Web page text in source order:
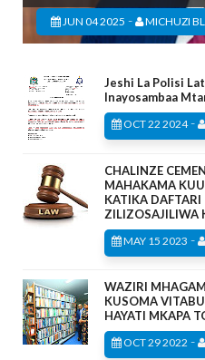
JUN 04 2025 - MICHUZI
Jeshi La Polisi
Inayosambaa
OCT 22 2024-
CHALINZE
MAHAKAMA
KATIKA
ZILIZOSAJILIWA
MAY 15 2023 -
WAZIRI
KUSOMA
HAYATI MKAPA
OCT 29 2022 -